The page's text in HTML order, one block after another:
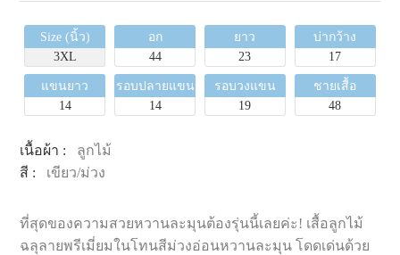
Size (นิ้ว)
3XL
อก
44
ยาว
23
บ่ากว้าง
17
แขนยาว
14
รอบปลายแขน
14
รอบวงแขน
19
ชายเสื้อ
48
เนื้อผ้า : ลูกไม้
สี : เขียว/ม่วง
ที่สุดของความสวยหวานละมุนต้องรุ่นนี้เลยค่ะ! เสื้อลูกไม้
ฉลุลายพรีเมี่ยมในโทนสีม่วงอ่อนหวานละมุน โดดเด่นด้วย